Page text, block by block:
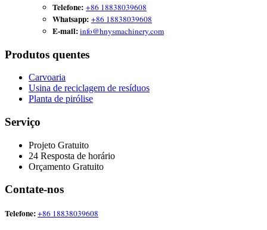
Telefone: +86 18838039608
Whatsapp: +86 18838039608
E-mail:info@hnysmachinery.com
Produtos quentes
Carvoaria
Usina de reciclagem de resíduos
Planta de pirólise
Serviço
Projeto Gratuito
24 Resposta de horário
Orçamento Gratuito
Contate-nos
Telefone:+86 18838039608